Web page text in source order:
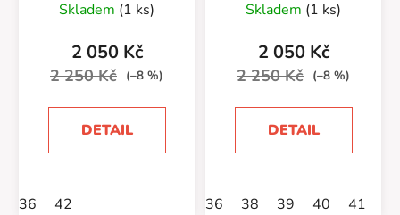
Skladem (1 ks)
2 050 Kč
2 250 Kč (–8 %)
DETAIL
36 42
Skladem (1 ks)
2 050 Kč
2 250 Kč (–8 %)
DETAIL
36 38 39 40 41